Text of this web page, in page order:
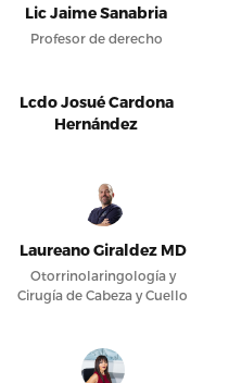
Lic Jaime Sanabria
Profesor de derecho
Lcdo Josué Cardona
Hernández
Laureano Giraldez MD
Otorrinolaringología y
Cirugía de Cabeza y Cuello